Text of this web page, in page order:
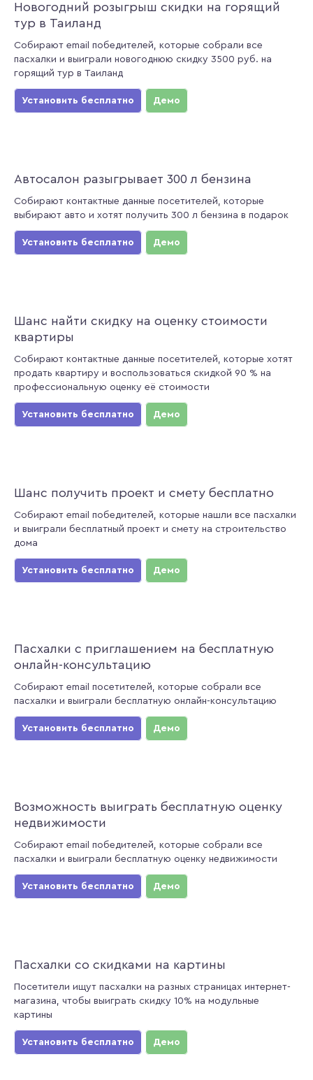
Новогодний розыгрыш скидки на горящий
тур в Таиланд
Собирают email победителей, которые собрали все
пасхалки и выиграли новогоднюю скидку 3500 руб. на
горящий тур в Таиланд
Установить бесплатно Демо
Автосалон разыгрывает 300 л бензина
Собирают контактные данные посетителей, которые
выбирают авто и хотят получить 300 л бензина в подарок
Установить бесплатно Демо
Шанс найти скидку на оценку стоимости
квартиры
Собирают контактные данные посетителей, которые хотят
продать квартиру и воспользоваться скидкой 90 % на
профессиональную оценку её стоимости
Установить бесплатно Демо
Шанс получить проект и смету бесплатно
Собирают email победителей, которые нашли все пасхалки
и выиграли бесплатный проект и смету на строительство
дома
Установить бесплатно Демо
Пасхалки с приглашением на бесплатную
онлайн-консультацию
Собирают email посетителей, которые собрали все
пасхалки и выиграли бесплатную онлайн-консультацию
Установить бесплатно Демо
Возможность выиграть бесплатную оценку
недвижимости
Собирают email победителей, которые собрали все
пасхалки и выиграли бесплатную оценку недвижимости
Установить бесплатно Демо
Пасхалки со скидками на картины
Посетители ищут пасхалки на разных страницах интернет-
магазина, чтобы выиграть скидку 10% на модульные
картины
Установить бесплатно Демо